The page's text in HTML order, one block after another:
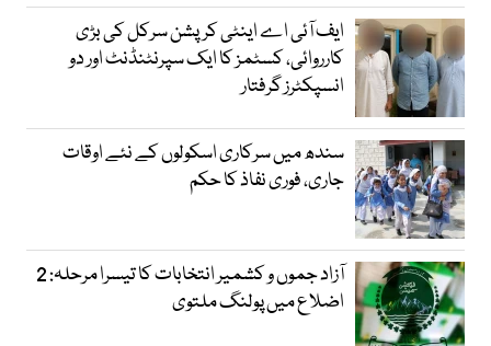
ایف آئی اے اینٹی کرپشن سرکل کی بڑی
کارروائی، کسٹمز کا ایک سپرنٹنڈنٹ اور دو
انسپکٹرز گرفتار
سندھ میں سرکاری اسکولوں کے نئے اوقات
جاری، فوری نفاذ کا حکم
آزاد جموں و کشمیر انتخابات کا تیسرا مرحلہ: 2
اضلاع میں پولنگ ملتوی